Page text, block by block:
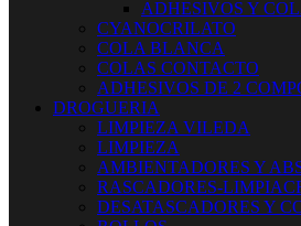
ADHESIVOS Y
CYANOCRILATO
COLA BLANCA
COLAS CONTACTO
ADHESIVOS DE 2
DROGUERIA
LIMPIEZA VILEDA
LIMPIEZA
AMBIENTADORES Y
RASCADORES-
DESATASCADORES Y